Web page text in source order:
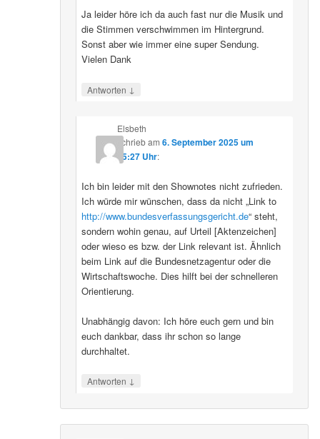
Ja leider höre ich da auch fast nur die Musik und
die Stimmen verschwimmen im Hintergrund.
Sonst aber wie immer eine super Sendung.
Vielen Dank
Antworten ↓
Elsbeth
schriebam 6. September 2025 um
15:27 Uhr:
Ich bin leider mit den Shownotes nicht zufrieden.
Ich würde mir wünschen, dass da nicht „Link to
http://www.bundesverfassungsgericht.de“ steht,
sondern wohin genau, auf Urteil [Aktenzeichen]
oder wieso es bzw. der Link relevant ist. Ähnlich
beim Link auf die Bundesnetzagentur oder die
Wirtschaftswoche. Dies hilft bei der schnelleren
Orientierung.
Unabhängig davon: Ich höre euch gern und bin
euch dankbar, dass ihr schon so lange
durchhaltet.
Antworten ↓